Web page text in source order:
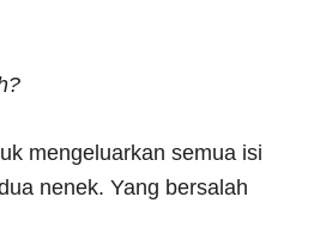
mengeluarkan semua isi
nenek. Yang bersalah